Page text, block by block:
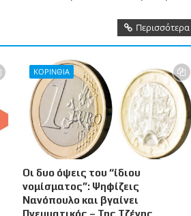
Περισσότερα
ΚΟΡΙΝΘΙΑ
Οι δυο όψεις του “ίδιου
νομίσματος”: Ψηφίζεις
Νανόπουλο και βγαίνει
Πνευματικός – Της Τζένης